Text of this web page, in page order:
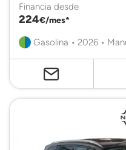
Financia desde
224€/mes*
Gasolina • 2026 •